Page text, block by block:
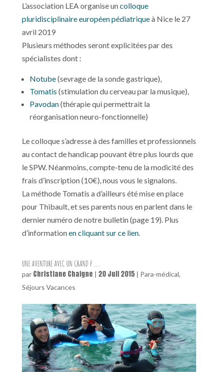
L’association LEA organise uncolloque
pluridisciplinaire européen pédiatriqueà Nice le 27
avril 2019
Plusieurs méthodes seront explicitées par des
spécialistes dont :
Notube(sevrage de la sonde gastrique),
Tomatis (stimulation du cerveau par la musique),
Pavodan(thérapie qui permettrait la
réorganisation neuro-fonctionnelle)
Le colloque s’adresse à des familles et professionnels
au contact de handicap pouvant être plus lourds que
le SPW. Néanmoins, compte-tenu de la modicité des
frais d’inscription (10€), nous vous le signalons.
La méthode Tomatis a d’ailleurs été mise en place
pour Thibault, et ses parents nous en parlent dans le
dernier numéro de notre bulletin (page 19). Plus
d’informationen cliquant sur ce lien.
UNE AVENTURE AVEC UN GRAND P ….
par Christiane Chaigne | 20 Juil 2015| Para-médical,
Séjours Vacances